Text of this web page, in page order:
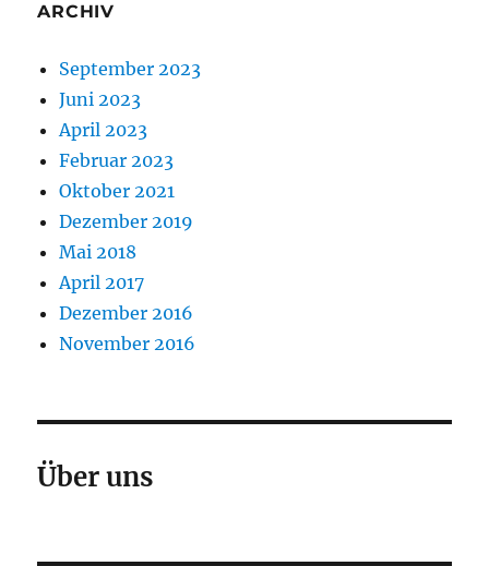
ARCHIV
September 2023
Juni 2023
April 2023
Februar 2023
Oktober 2021
Dezember 2019
Mai 2018
April 2017
Dezember 2016
November 2016
Über uns